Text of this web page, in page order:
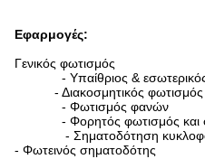
Εφαρμογές:
Γενικός φωτισμός
- Υπαίθριος & εσωτερικός
- Διακοσμητικός φωτισμός
- Φωτισμός φανών
- Φορητός φωτισμός και
- Σηματοδότηση
- Φωτεινός σηματοδότης